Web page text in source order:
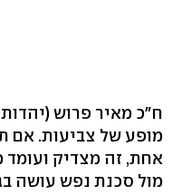
ח"כ מאיר פרוש
מופע של צביעות. אם
אחת, זה מצדיק ועומד
מול סכנת נפש עושה